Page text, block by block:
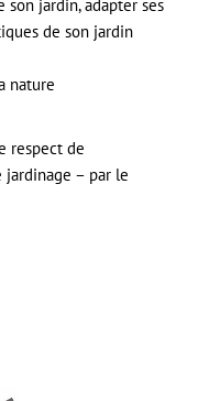
son jardin, adapter ses
de son jardin
nature
respect de
jardinage – par le